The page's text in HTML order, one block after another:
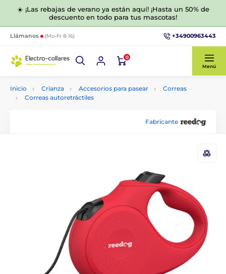
☀️ ¡Las rebajas de verano ya están aquí! ¡Hasta un 50% de
descuento en todo para tus mascotas!
Llámanos (Mo-Fr 8-16) +34900963443
0
Menú
Inicio Crianza Accesorios para pasear
Correas
Correas autoretráctiles
Fabricante